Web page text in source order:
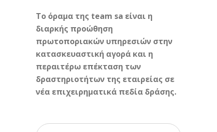
Το όραμα της team sa είναι η
διαρκής προώθηση
πρωτοποριακών υπηρεσιών στην
κατασκευαστική αγορά και η
περαιτέρω επέκταση των
δραστηριοτήτων της εταιρείας σε
νέα επιχειρηματικά πεδία δράσης.